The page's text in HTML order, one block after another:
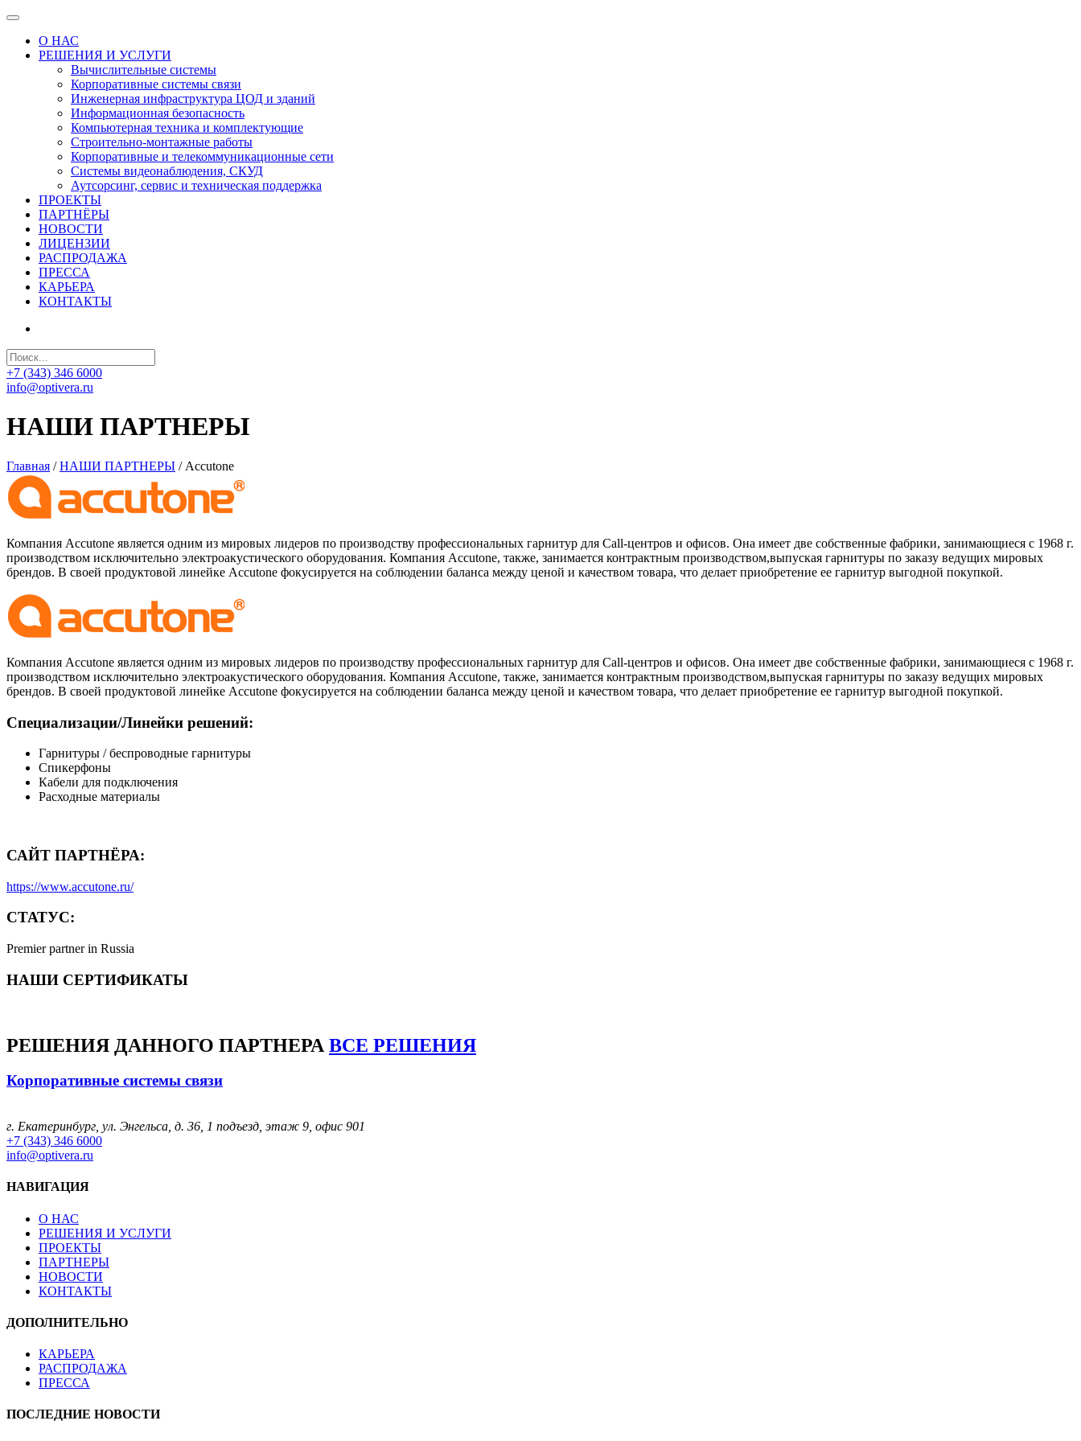
О НАС
РЕШЕНИЯ И УСЛУГИ
Вычислительные системы
Корпоративные системы связи
Инженерная инфраструктура ЦОД и зданий
Информационная безопасность
Компьютерная техника и комплектующие
Строительно-монтажные работы
Корпоративные и телекоммуникационные сети
Системы видеонаблюдения, СКУД
Аутсорсинг, сервис и техническая поддержка
ПРОЕКТЫ
ПАРТНЁРЫ
НОВОСТИ
ЛИЦЕНЗИИ
РАСПРОДАЖА
ПРЕССА
КАРЬЕРА
КОНТАКТЫ
+7 (343) 346 6000
info@optivera.ru
НАШИ ПАРТНЕРЫ
Главная / НАШИ ПАРТНЕРЫ / Accutone
Компания Accutone является одним из мировых лидеров по производству профессиональных гарнитур для Call-центров и офисов. Она имеет две собственные фабрики, занимающиеся с 1968 г.
производством исключительно электроакустического оборудования. Компания Accutone, также, занимается контрактным производством,выпуская гарнитуры по заказу ведущих мировых
брендов. В своей продуктовой линейке Accutone фокусируется на соблюдении баланса между ценой и качеством товара, что делает приобретение ее гарнитур выгодной покупкой.
Компания Accutone является одним из мировых лидеров по производству профессиональных гарнитур для Call-центров и офисов. Она имеет две собственные фабрики, занимающиеся с 1968 г.
производством исключительно электроакустического оборудования. Компания Accutone, также, занимается контрактным производством,выпуская гарнитуры по заказу ведущих мировых
брендов. В своей продуктовой линейке Accutone фокусируется на соблюдении баланса между ценой и качеством товара, что делает приобретение ее гарнитур выгодной покупкой.
Специализации/Линейки решений:
Гарнитуры / беспроводные гарнитуры
Спикерфоны
Кабели для подключения
Расходные материалы
САЙТ ПАРТНЁРА:
https://www.accutone.ru/
СТАТУС:
Premier partner in Russia
НАШИ СЕРТИФИКАТЫ
РЕШЕНИЯ ДАННОГО ПАРТНЕРА ВСЕ РЕШЕНИЯ
Корпоративные системы связи
г. Екатеринбург, ул. Энгельса, д. 36, 1 подъезд, этаж 9, офис 901
+7 (343) 346 6000
info@optivera.ru
НАВИГАЦИЯ
О НАС
РЕШЕНИЯ И УСЛУГИ
ПРОЕКТЫ
ПАРТНЕРЫ
НОВОСТИ
КОНТАКТЫ
ДОПОЛНИТЕЛЬНО
КАРЬЕРА
РАСПРОДАЖА
ПРЕССА
ПОСЛЕДНИЕ НОВОСТИ